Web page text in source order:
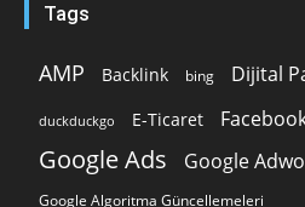
Tags
AMP Backlink bing Dijital
duckduckgo E-Ticaret
Google Ads Google
Google Algoritma Güncellemeleri